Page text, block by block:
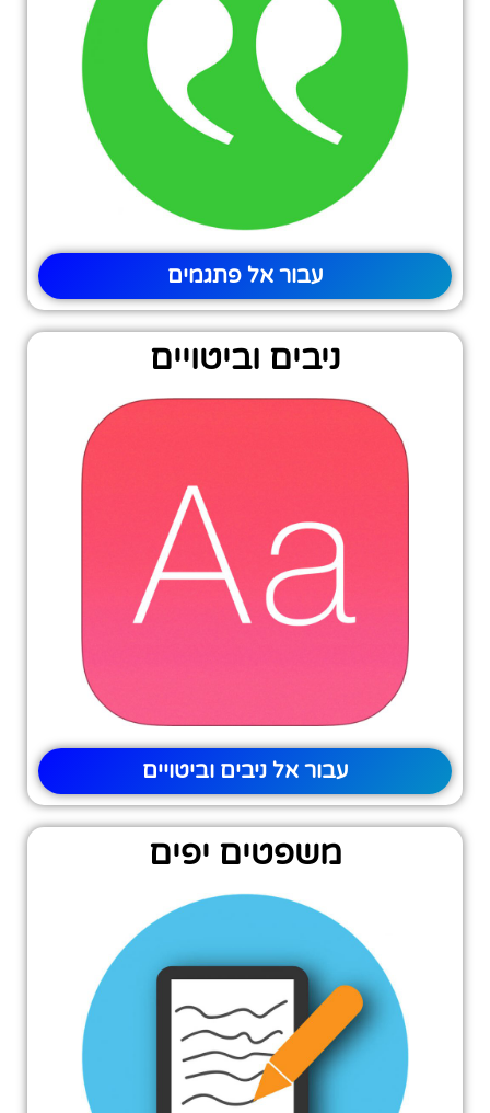
עבור אל פתגמים
ניבים וביטויים
עבור אל ניבים וביטויים
משפטים יפים